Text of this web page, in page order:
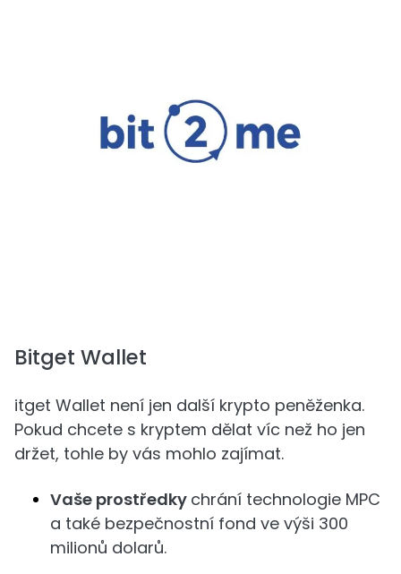
Bitget Wallet
itget Wallet není jen další krypto peněženka.
Pokud chcete s kryptem dělat víc než ho jen
držet, tohle by vás mohlo zajímat.
Vaše prostředky chrání technologie MPC
a také bezpečnostní fond ve výši 300
milionů dolarů.